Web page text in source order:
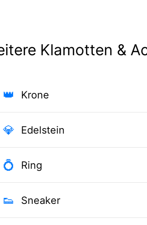
Klamotten &
👑 Krone
💎 Edelstein
💍 Ring
👟 Sneaker